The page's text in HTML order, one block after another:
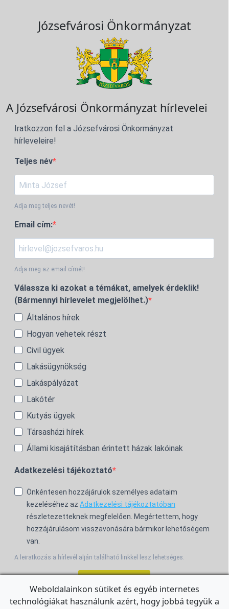
Józsefvárosi Önkormányzat
A Józsefvárosi Önkormányzat hírlevelei
Iratkozzon fel a Józsefvárosi Önkormányzat
hírleveleire!
Teljes név
Adja meg teljes nevét!
Email cím:
Adja meg az email címét!
Válassza ki azokat a témákat, amelyek érdeklik!
(Bármennyi hírlevelet megjelölhet.)
Általános hírek
Hogyan vehetek részt
Civil ügyek
Lakásügynökség
Lakáspályázat
Lakótér
Kutyás ügyek
Társasházi hírek
Állami kisajátításban érintett házak lakóinak
Adatkezelési tájékoztató
Önkéntesen hozzájárulok személyes adataim
kezeléséhez az Adatkezelési tájékoztatóban
részletezetteknek megfelelően. Megértettem, hogy
hozzájárulásom visszavonására bármikor lehetőségem
van.
A leiratkozás a hírlevél alján található linkkel lesz lehetséges.
Weboldalainkon sütiket és egyéb internetes
technológiákat használunk azért, hogy jobbá tegyük a